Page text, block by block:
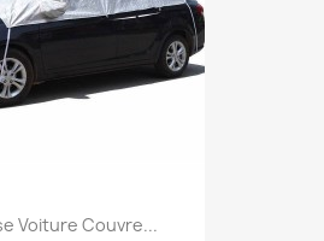
Voiture Couvre...